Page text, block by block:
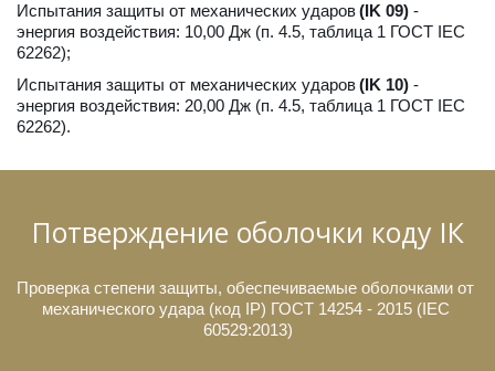
Испытания защиты от механических ударов (IK 09) -
энергия воздействия: 10,00 Дж (п. 4.5, таблица 1 ГОСТ IEC
62262);
Испытания защиты от механических ударов (IK 10) -
энергия воздействия: 20,00 Дж (п. 4.5, таблица 1 ГОСТ IEC
62262).
Потверждение оболочки коду IК
Проверка степени защиты, обеспечиваемые оболочками от
механического удара (код IP) ГОСТ 14254 - 2015 (IEC
60529:2013)